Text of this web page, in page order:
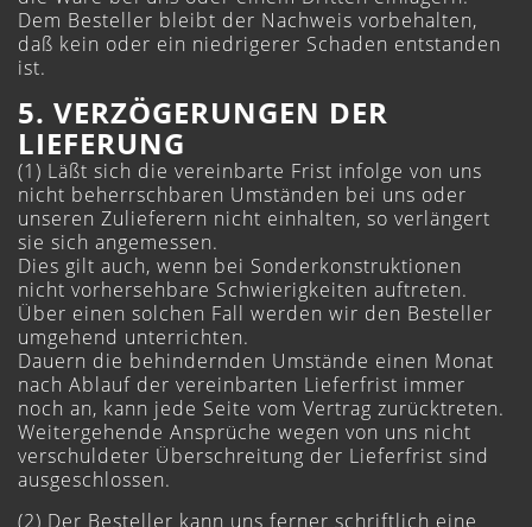
Dem Besteller bleibt der Nachweis vorbehalten,
daß kein oder ein niedrigerer Schaden entstanden
ist.
5. VERZÖGERUNGEN DER
LIEFERUNG
(1) Läßt sich die vereinbarte Frist infolge von uns
nicht beherrschbaren Umständen bei uns oder
unseren Zulieferern nicht einhalten, so verlängert
sie sich angemessen.
Dies gilt auch, wenn bei Sonderkonstruktionen
nicht vorhersehbare Schwierigkeiten auftreten.
Über einen solchen Fall werden wir den Besteller
umgehend unterrichten.
Dauern die behindernden Umstände einen Monat
nach Ablauf der vereinbarten Lieferfrist immer
noch an, kann jede Seite vom Vertrag zurücktreten.
Weitergehende Ansprüche wegen von uns nicht
verschuldeter Überschreitung der Lieferfrist sind
ausgeschlossen.
(2) Der Besteller kann uns ferner schriftlich eine